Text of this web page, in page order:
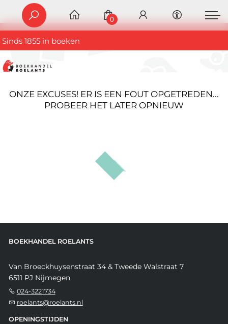
Sinds 1855 in boeken
0
ONZE EXCUSES! ER IS EEN FOUT OPGETREDEN...
PROBEER HET LATER OPNIEUW
BOEKHANDEL ROELANTS
Van Broeckhuysenstraat 34 & Tweede Walstraat 7
6511 PJ Nijmegen
024-3221734
roelants@roelants.nl
OPENINGSTIJDEN